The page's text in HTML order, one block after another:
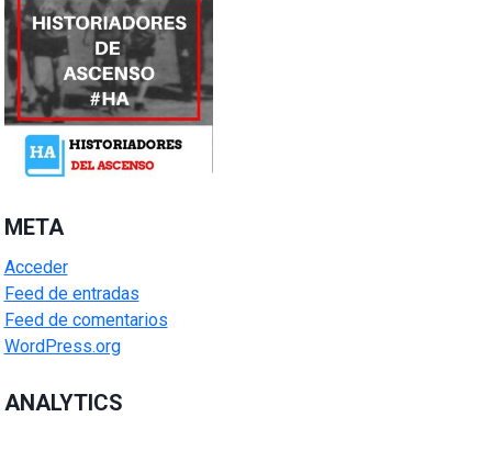
META
Acceder
Feed de entradas
Feed de comentarios
WordPress.org
ANALYTICS